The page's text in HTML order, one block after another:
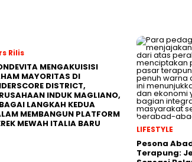
Rilis
MENGAKUISISI
MAYORITAS DI
DISTRICT,
INDUK MAGLIANO,
LANGKAH KEDUA
MEMBANGUN PLATFORM
MEWAH ITALIA BARU
LIFESTYLE
Pesona
Terapung: